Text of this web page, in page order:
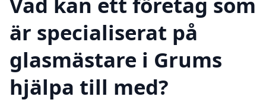
är specialiserat på
glasmästare i Grums
hjälpa till med?